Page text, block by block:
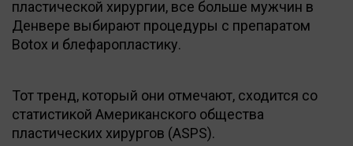
пластической хирургии, все больше мужчин в
Денвере выбирают процедуры с препаратом
Botox и блефаропластику.
Тот тренд, который они отмечают, сходится со
статистикой Американского общества
пластических хирургов (ASPS).